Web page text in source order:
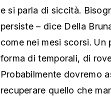
e si parla di siccità.
persiste – dice Della
come nei mesi scorsi. Un
forma di temporali, di
Probabilmente dovremo
recuperare quello che